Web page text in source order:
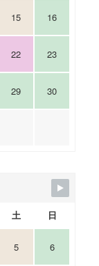
15 16
22 23
29 30
土 日
5 6